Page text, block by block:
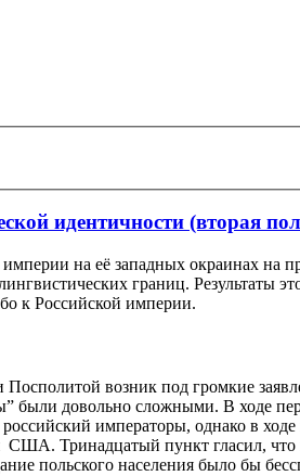
идентичности (вторая
империи на её западных окраинах
границ. Результаты
к Российской империи.
возник под громкие
были довольно сложными. В ходе
императоры, однако в
Тринадцатый пункт гласил, что
польского населения было бы